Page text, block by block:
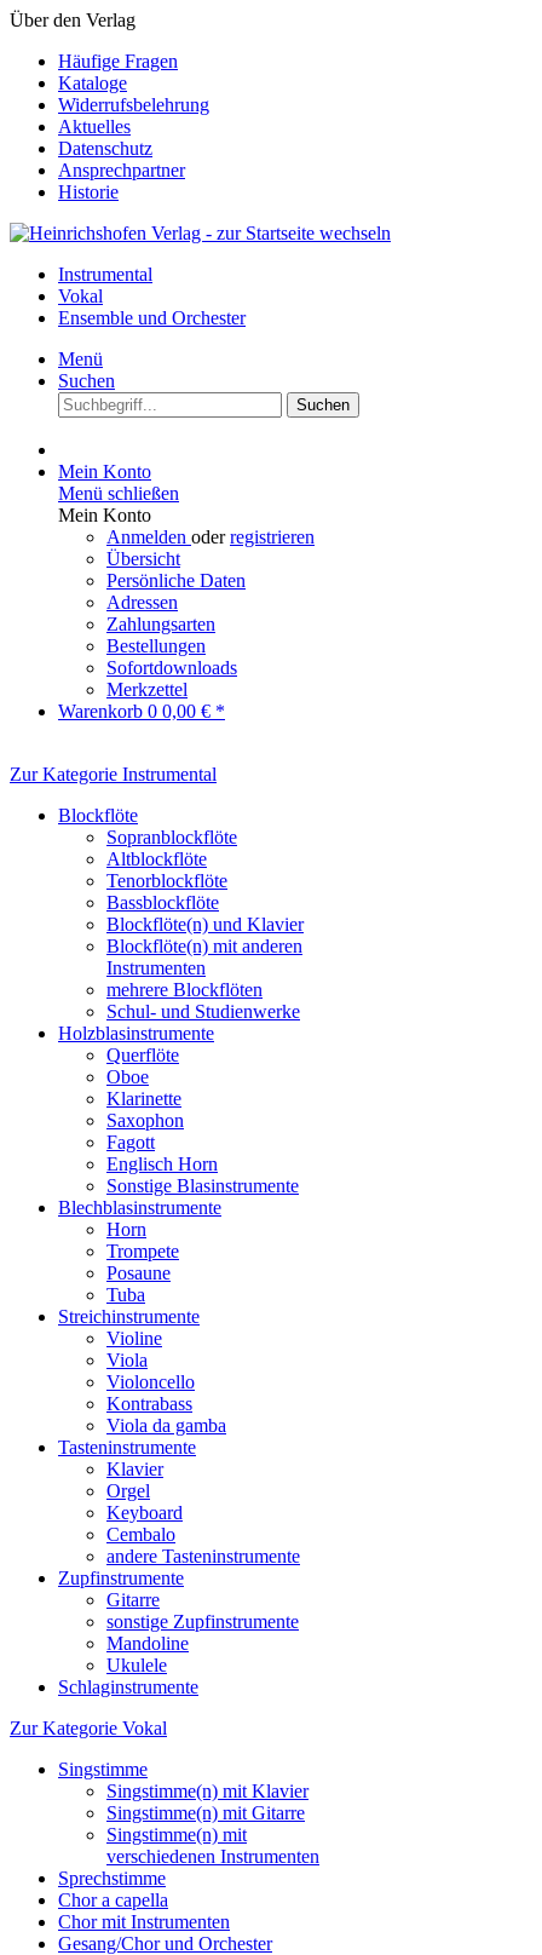
Über den Verlag
Häufige Fragen
Kataloge
Widerrufsbelehrung
Aktuelles
Datenschutz
Ansprechpartner
Historie
Instrumental
Vokal
Ensemble und Orchester
Menü
Suchen
Suchen
Mein Konto
Menü schließen
Mein Konto
Anmelden oderregistrieren
Übersicht
Persönliche Daten
Adressen
Zahlungsarten
Bestellungen
Sofortdownloads
Merkzettel
Warenkorb 0 0,00 € *
Zur Kategorie Instrumental
Blockflöte
Sopranblockflöte
Altblockflöte
Tenorblockflöte
Bassblockflöte
Blockflöte(n) und Klavier
Blockflöte(n) mit anderen
Instrumenten
mehrere Blockflöten
Schul- und Studienwerke
Holzblasinstrumente
Querflöte
Oboe
Klarinette
Saxophon
Fagott
Englisch Horn
Sonstige Blasinstrumente
Blechblasinstrumente
Horn
Trompete
Posaune
Tuba
Streichinstrumente
Violine
Viola
Violoncello
Kontrabass
Viola da gamba
Tasteninstrumente
Klavier
Orgel
Keyboard
Cembalo
andere Tasteninstrumente
Zupfinstrumente
Gitarre
sonstige Zupfinstrumente
Mandoline
Ukulele
Schlaginstrumente
Zur Kategorie Vokal
Singstimme
Singstimme(n) mit Klavier
Singstimme(n) mit Gitarre
Singstimme(n) mit
verschiedenen Instrumenten
Sprechstimme
Chor a capella
Chor mit Instrumenten
Gesang/Chor und Orchester